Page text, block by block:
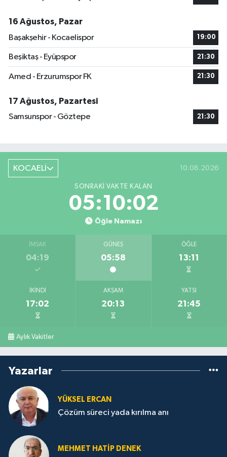
16 Ağustos, Pazar
Başakşehir - Kocaelispor
19:00
Beşiktaş - Eyüpspor 21:30
Amed - Erzurumspor FK 21:30
17 Ağustos, Pazartesi
Samsunspor - Göztepe
21:30
KOCAELİ 10.08.2026
SONRAKI VAKTE KALAN
05:10:01
Öğle Namazı
İMSAK
04:19
GÜNEŞ
05:58
ÖĞLE
13:11
İKINDI
17:02
AKŞAM
20:13
YATSI
21:45
Aylık Vakitler
Yazarlar
YÜKSEL ERCAN
Çözüm süreci yada kırılma anı
MEHMET HATİP DENEK